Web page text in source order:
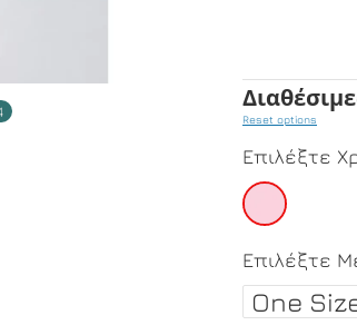
Reset options
Επιλέξτε
Επιλέξτε
One